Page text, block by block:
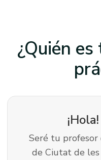
¿Quién
Seré tu profesor
de Ciutat de